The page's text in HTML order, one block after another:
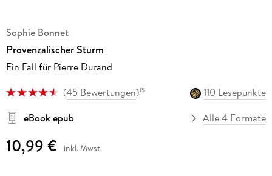
Sophie Bonnet
Provenzalischer Sturm
Ein Fall für Pierre Durand
(45 Bewertungen)15
110 Lesepunkte
eBook epub
Alle 4 Formate
10,99 € inkl. Mwst.